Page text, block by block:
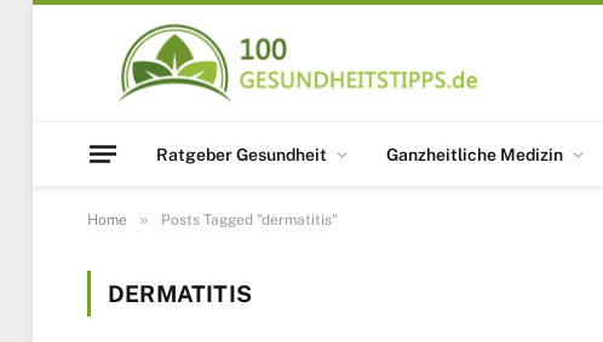
Ratgeber Gesundheit Ganzheitliche Medizin
Home » Posts Tagged "dermatitis"
DERMATITIS